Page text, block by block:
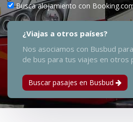
Busca alojamiento con
¿Viajas a otros países?
Nos asociamos con Busbud
de bus para tus viajes en otros
Buscar pasajes en Busbud